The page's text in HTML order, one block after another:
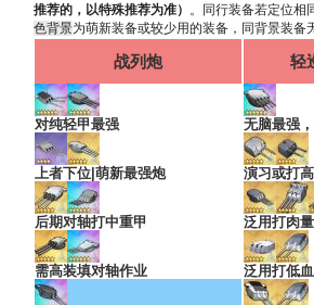
推荐的，以特殊推荐为准）
。同行装备若定位相
色背景为萌新装备或较少用的装备，同背景装备
战列炮
对纯轻甲最强
上者下位|萌新最强炮
后期对轴打中重甲
需高装填对轴作业
轻
无脑最强
演习或打
泛用打肉
泛用打低